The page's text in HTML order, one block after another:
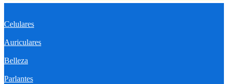
Celulares
Auriculares
Belleza
Parlantes